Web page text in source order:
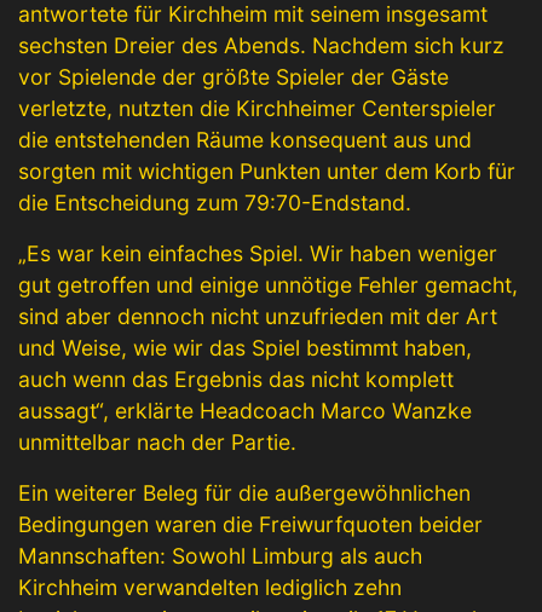
antwortete für Kirchheim mit seinem insgesamt
sechsten Dreier des Abends. Nachdem sich kurz
vor Spielende der größte Spieler der Gäste
verletzte, nutzten die Kirchheimer Centerspieler
die entstehenden Räume konsequent aus und
sorgten mit wichtigen Punkten unter dem Korb für
die Entscheidung zum 79:70-Endstand.
„Es war kein einfaches Spiel. Wir haben weniger
gut getroffen und einige unnötige Fehler gemacht,
sind aber dennoch nicht unzufrieden mit der Art
und Weise, wie wir das Spiel bestimmt haben,
auch wenn das Ergebnis das nicht komplett
aussagt“, erklärte Headcoach Marco Wanzke
unmittelbar nach der Partie.
Ein weiterer Beleg für die außergewöhnlichen
Bedingungen waren die Freiwurfquoten beider
Mannschaften: Sowohl Limburg als auch
Kirchheim verwandelten lediglich zehn